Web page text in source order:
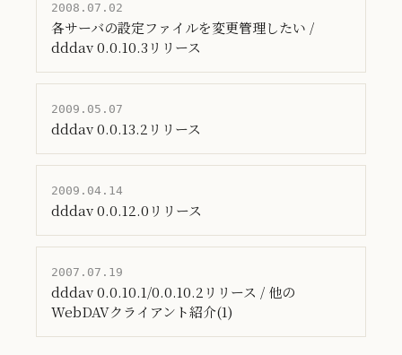
2008.07.02
各サーバの設定ファイルを変更管理したい /
dddav 0.0.10.3リリース
2009.05.07
dddav 0.0.13.2リリース
2009.04.14
dddav 0.0.12.0リリース
2007.07.19
dddav 0.0.10.1/0.0.10.2リリース / 他の
WebDAVクライアント紹介(1)